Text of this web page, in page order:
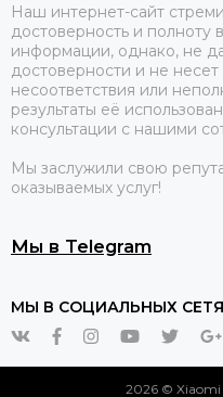
Наш интернет-сайт
достоверность и
информации, однако, не
достоверности и не
несоответствия или
результаты её
консультации с нашими
Мы заслужили свою
оказываемых услуг!
Мы в Telegram
МЫ В СОЦИАЛЬНЫХ
2026 © Xiaomi